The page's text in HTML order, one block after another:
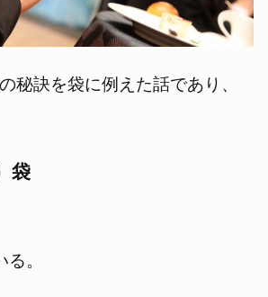
秘訣を袋に例えた話であり、
袋
。